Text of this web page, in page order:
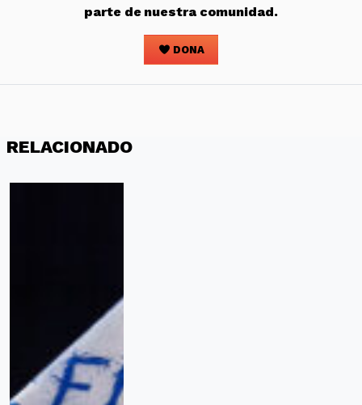
parte de nuestra comunidad.
DONA
RELACIONADO